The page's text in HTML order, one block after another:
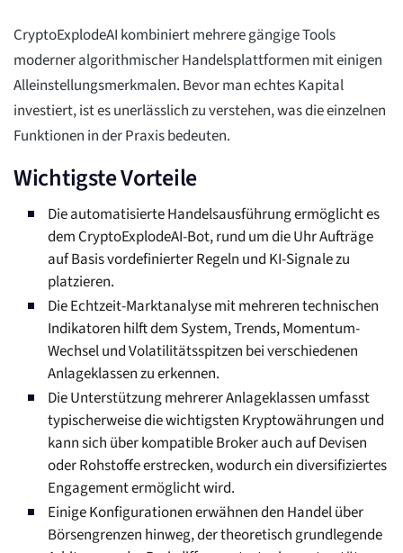
CryptoExplodeAI kombiniert mehrere gängige Tools
moderner algorithmischer Handelsplattformen mit einigen
Alleinstellungsmerkmalen. Bevor man echtes Kapital
investiert, ist es unerlässlich zu verstehen, was die einzelnen
Funktionen in der Praxis bedeuten.
Wichtigste Vorteile
Die automatisierte Handelsausführung ermöglicht es
dem CryptoExplodeAI-Bot, rund um die Uhr Aufträge
auf Basis vordefinierter Regeln und KI-Signale zu
platzieren.
Die Echtzeit-Marktanalyse mit mehreren technischen
Indikatoren hilft dem System, Trends, Momentum-
Wechsel und Volatilitätsspitzen bei verschiedenen
Anlageklassen zu erkennen.
Die Unterstützung mehrerer Anlageklassen umfasst
typischerweise die wichtigsten Kryptowährungen und
kann sich über kompatible Broker auch auf Devisen
oder Rohstoffe erstrecken, wodurch ein diversifiziertes
Engagement ermöglicht wird.
Einige Konfigurationen erwähnen den Handel über
Börsengrenzen hinweg, der theoretisch grundlegende